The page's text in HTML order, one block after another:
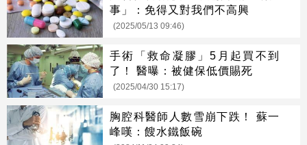
事」：免得又對我們不高興
(2025/05/13 09:46)
手術「救命凝膠」5月起買不到
了！ 醫曝：被健保低價賜死
(2025/04/30 15:17)
胸腔科醫師人數雪崩下跌！ 蘇一
峰嘆：餿水鐵飯碗